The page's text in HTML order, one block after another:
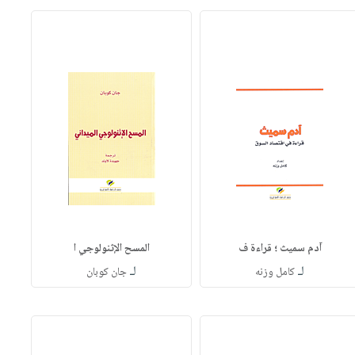
آدم سميث ؛ قراءة ف
لـكامل وزنه
المسح الإثنولوجي ا
لـجان كوبان